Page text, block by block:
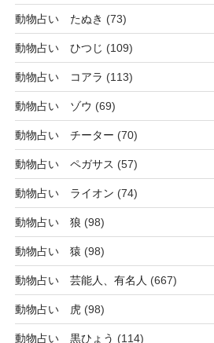
動物占い たぬき (73)
動物占い ひつじ (109)
動物占い コアラ (113)
動物占い ゾウ (69)
動物占い チーター (70)
動物占い ペガサス (57)
動物占い ライオン (74)
動物占い 狼 (98)
動物占い 猿 (98)
動物占い 芸能人、有名人 (667)
動物占い 虎(98)
動物占い 黒ひょう (114)